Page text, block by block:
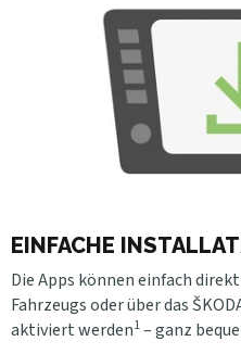
EINFACHE
Die Apps können einfach
Fahrzeugs oder über das
aktiviert werden1– ganz